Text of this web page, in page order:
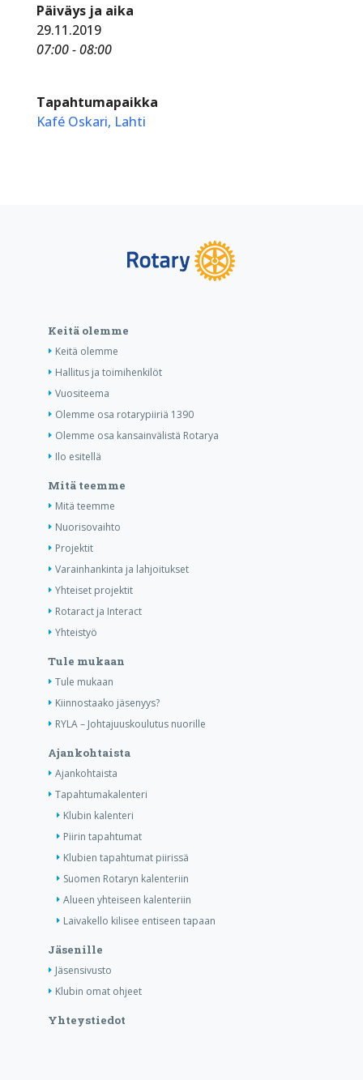
Päiväys ja aika
29.11.2019
07:00 - 08:00
Tapahtumapaikka
Kafé Oskari, Lahti
Keitä olemme
Keitä olemme
Hallitus ja toimihenkilöt
Vuositeema
Olemme osa rotarypiiriä 1390
Olemme osa kansainvälistä Rotarya
Ilo esitellä
Mitä teemme
Mitä teemme
Nuorisovaihto
Projektit
Varainhankinta ja lahjoitukset
Yhteiset projektit
Rotaract ja Interact
Yhteistyö
Tule mukaan
Tule mukaan
Kiinnostaako jäsenyys?
RYLA – Johtajuuskoulutus nuorille
Ajankohtaista
Ajankohtaista
Tapahtumakalenteri
Klubin kalenteri
Piirin tapahtumat
Klubien tapahtumat piirissä
Suomen Rotaryn kalenteriin
Alueen yhteiseen kalenteriin
Laivakello kilisee entiseen tapaan
Jäsenille
Jäsensivusto
Klubin omat ohjeet
Yhteystiedot